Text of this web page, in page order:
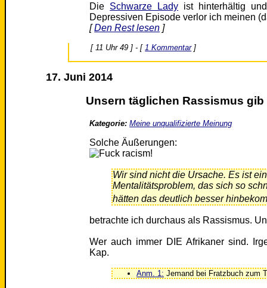
Die Schwarze Lady ist hinterhältig
Depressiven Episode verlor ich meinen
[Den Rest lesen ]
[ 11 Uhr 49 ] - [ 1 Kommentar]
17. Juni 2014
Unsern täglichen Rassismus gib
Kategorie: Meine unqualifizierte Meinung
Solche Äußerungen:
Wir sind nicht die Ursache. Es ist
Mentalitätsproblem, das sich so
hätten das deutlich besser
betrachte ich durchaus als Rassismus.
Wer auch immer DIE Afrikaner sind.
Kap.
Anm. 1: Jemand bei Fratzbuch zum